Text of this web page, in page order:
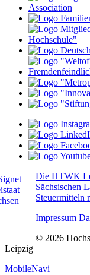
Die HTWK
Sächsischen
Steuermitteln
Impressum
© 2026
Leipzig
MobileNavi